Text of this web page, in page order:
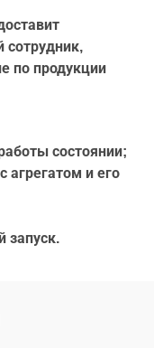
сотрудник,
по продукции
состоянии;
агрегатом и его
запуск.